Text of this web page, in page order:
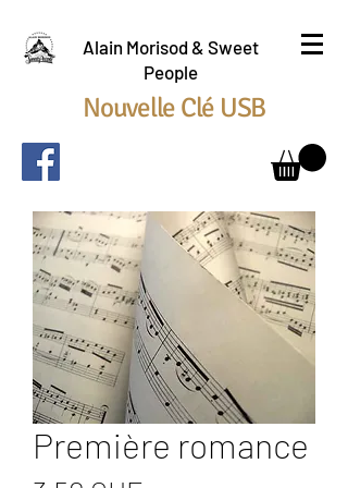
Alain Morisod & Sweet
People
Nouvelle Clé USB
Première romance